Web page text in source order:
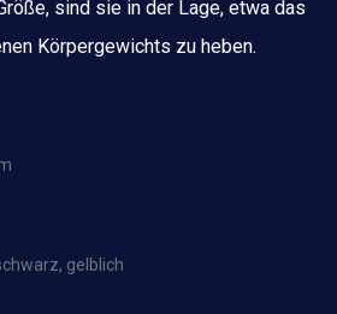
sind sie in der Lage, etwa das
Körpergewichts zu heben.
gelblich